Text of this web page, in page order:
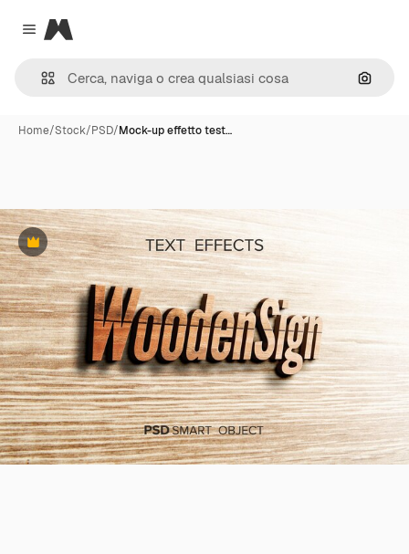
Close menu
Magnific
Cerca
Home/Stock/PSD/Mock-up effetto test…
Premium